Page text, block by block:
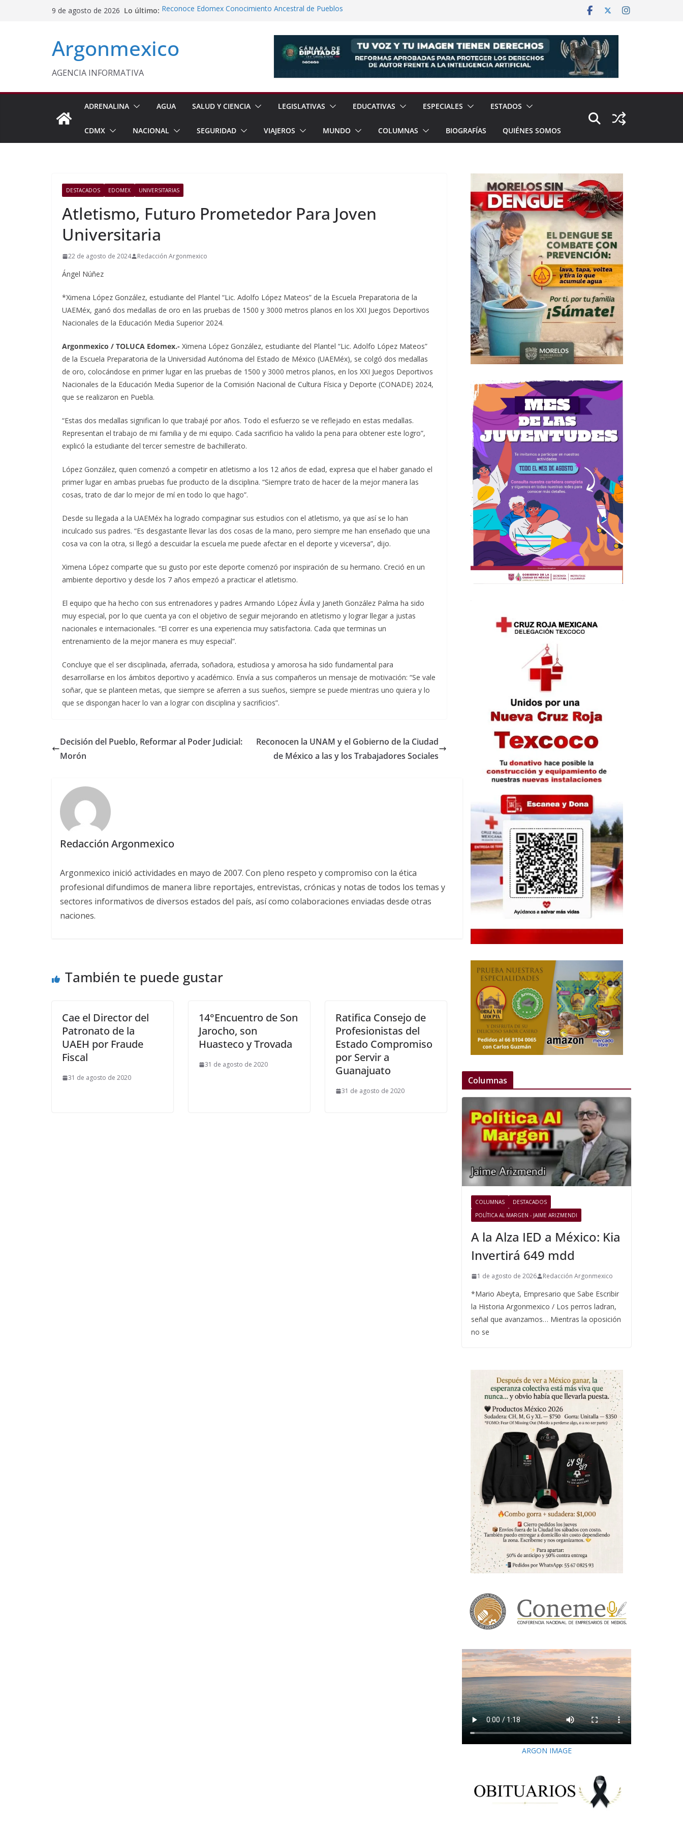
9 de agosto de 2026 Lo último: Reconoce Edomex Conocimiento Ancestral de Pueblos
Incumplimientos
Laura Itzel Castillo Presentará Informe Anual el 17 de Agosto
Argonmexico
AGENCIA INFORMATIVA
ADRENALINA AGUA SALUD Y CIENCIA LEGISLATIVAS EDUCATIVAS ESPECIALES ESTADOS
CDMX NACIONAL SEGURIDAD VIAJEROS MUNDO COLUMNAS BIOGRAFÍAS QUIÉNES SOMOS
DESTACADOS EDOMEX UNIVERSITARIAS
Atletismo, Futuro Prometedor Para Joven
Universitaria
22 de agosto de 2024 Redacción Argonmexico
Ángel Núñez
*Ximena López González, estudiante del Plantel “Lic. Adolfo López Mateos” de la Escuela Preparatoria de la
UAEMéx, ganó dos medallas de oro en las pruebas de 1500 y 3000 metros planos en los XXI Juegos Deportivos
Nacionales de la Educación Media Superior 2024.
Argonmexico / TOLUCA Edomex.- Ximena López González, estudiante del Plantel “Lic. Adolfo López Mateos”
de la Escuela Preparatoria de la Universidad Autónoma del Estado de México (UAEMéx), se colgó dos medallas
de oro, colocándose en primer lugar en las pruebas de 1500 y 3000 metros planos, en los XXI Juegos Deportivos
Nacionales de la Educación Media Superior de la Comisión Nacional de Cultura Física y Deporte (CONADE) 2024,
que se realizaron en Puebla.
“Estas dos medallas significan lo que trabajé por años. Todo el esfuerzo se ve reflejado en estas medallas.
Representan el trabajo de mi familia y de mi equipo. Cada sacrificio ha valido la pena para obtener este logro”,
explicó la estudiante del tercer semestre de bachillerato.
López González, quien comenzó a competir en atletismo a los 12 años de edad, expresa que el haber ganado el
primer lugar en ambas pruebas fue producto de la disciplina. “Siempre trato de hacer de la mejor manera las
cosas, trato de dar lo mejor de mí en todo lo que hago”.
Desde su llegada a la UAEMéx ha logrado compaginar sus estudios con el atletismo, ya que así se lo han
inculcado sus padres. “Es desgastante llevar las dos cosas de la mano, pero siempre me han enseñado que una
cosa va con la otra, si llegó a descuidar la escuela me puede afectar en el deporte y viceversa”, dijo.
Ximena López comparte que su gusto por este deporte comenzó por inspiración de su hermano. Creció en un
ambiente deportivo y desde los 7 años empezó a practicar el atletismo.
El equipo que ha hecho con sus entrenadores y padres Armando López Ávila y Janeth González Palma ha sido
muy especial, por lo que cuenta ya con el objetivo de seguir mejorando en atletismo y lograr llegar a justas
nacionales e internacionales. “El correr es una experiencia muy satisfactoria. Cada que terminas un
entrenamiento de la mejor manera es muy especial”.
Concluye que el ser disciplinada, aferrada, soñadora, estudiosa y amorosa ha sido fundamental para
desarrollarse en los ámbitos deportivo y académico. Envía a sus compañeros un mensaje de motivación: “Se vale
soñar, que se planteen metas, que siempre se aferren a sus sueños, siempre se puede mientras uno quiera y lo
que se dispongan hacer lo van a lograr con disciplina y sacrificios”.
Decisión del Pueblo, Reformar al Poder Judicial:
Morón
Reconocen la UNAM y el Gobierno de la Ciudad
de México a las y los Trabajadores Sociales
Redacción Argonmexico
Argonmexico inició actividades en mayo de 2007. Con pleno respeto y compromiso con la ética
profesional difundimos de manera libre reportajes, entrevistas, crónicas y notas de todos los temas y
sectores informativos de diversos estados del país, así como colaboraciones enviadas desde otras
naciones.
También te puede gustar
Cae el Director del
Patronato de la
UAEH por Fraude
Fiscal
31 de agosto de 2020
14°Encuentro de Son
Jarocho, son
Huasteco y Trovada
31 de agosto de 2020
Ratifica Consejo de
Profesionistas del
Estado Compromiso
por Servir a
Guanajuato
31 de agosto de 2020
Columnas
COLUMNAS
DESTACADOS
POLÍTICA AL MARGEN - JAIME ARIZMENDI
A la Alza IED a México: Kia
Invertirá 649 mdd
1 de agosto de 2026 Redacción Argonmexico
*Mario Abeyta, Empresario que Sabe Escribir
la Historia Argonmexico / Los perros ladran,
señal que avanzamos… Mientras la oposición
no se
ARGON IMAGE